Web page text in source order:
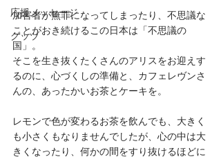
応援メッセージ
グッヅ
加害者が無罪になってしまったり、不思議な
ことがおき続けるこの日本は「不思議の
国」。
そこを生き抜くたくさんのアリスをお迎えす
るのに、心づくしの準備と、カフェレヴンさ
んの、あったかいお茶とケーキを。
レモンで色が変わるお茶を飲んでも、大きく
も小さくもなりませんでしたが、心の中は大
きくなったり、何かの間をすり抜けるほどに